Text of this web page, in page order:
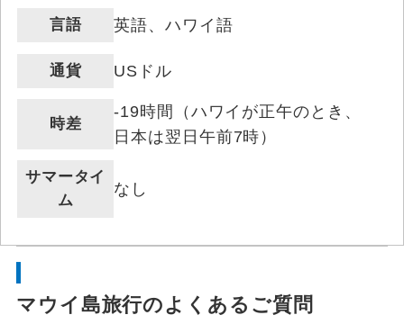
言語 英語、ハワイ語
通貨 USドル
時差
-19時間（ハワイが正午のとき、
日本は翌日午前7時）
サマータイ
ム
なし
マウイ島旅行のよくあるご質問